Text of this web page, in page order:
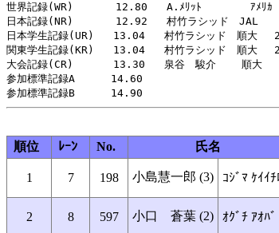
世界記録(WR)    　 12.80   A.ﾒﾘｯﾄ　      ｱﾒﾘｶ
日本記録(NR)    　 12.92   村竹ラシッド　JAL　
日本学生記録(UR)   13.04   村竹ラシッド　順大　
関東学生記録(KR)   13.04   村竹ラシッド　順大　
大会記録(CR)   　　13.30   泉谷　駿介    順大
参加標準記録A   　 14.60
順位
ﾚｰﾝ No. 氏名
1 7 198 小島慧一郎 (3) ｺｼﾞﾏ ｹｲｲﾁ
2 8 597 小口 蒼葉 (2) ｵｸﾞﾁ ｱｵﾊﾞ